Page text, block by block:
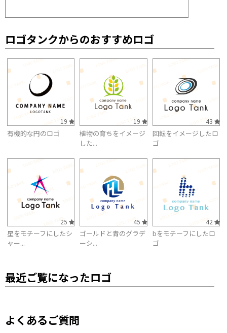
ロゴタンクからのおすすめロゴ
19
有機的な円のロゴ
19
植物の育ちをイメージ
した...
43
回転をイメージしたロ
ゴ
25
星をモチーフにしたシ
ャー...
45
ゴールドと青のグラデ
ーシ...
42
bをモチーフにしたロ
ゴ
最近ご覧になったロゴ
よくあるご質問